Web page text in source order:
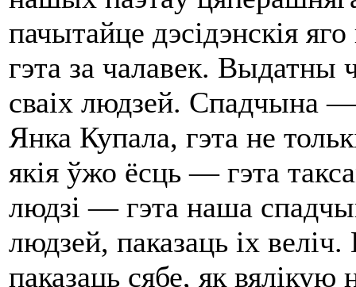
пачытайце дэсідэнскія
гэта за чалавек. Выдатны
сваіх людзей. Спадчына ―
Янка Купала, гэта не
якія ўжо ёсць ― гэта
людзі ― гэта наша
людзей, паказаць іх
паказаць сябе, як